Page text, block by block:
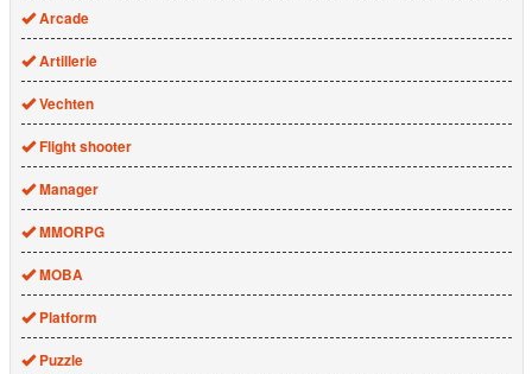
Arcade
Artillerie
Vechten
Flight shooter
Manager
MMORPG
MOBA
Platform
Puzzle